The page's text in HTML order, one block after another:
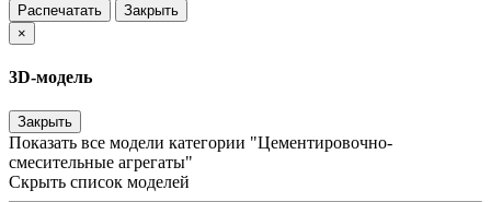
Распечатать
Закрыть
×
3D-модель
Закрыть
Показать все модели категории "Цементировочно-
смесительные агрегаты"
Скрыть список моделей